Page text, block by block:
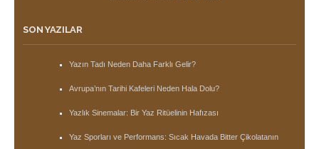
SON YAZILAR
Yazın Tadı Neden Daha Farklı Gelir?
Avrupa’nın Tarihi Kafeleri Neden Hala Dolu?
Yazlık Sinemalar: Bir Yaz Ritüelinin Hafızası
Yaz Sporları ve Performans: Sıcak Havada Bitter Çikolatanın